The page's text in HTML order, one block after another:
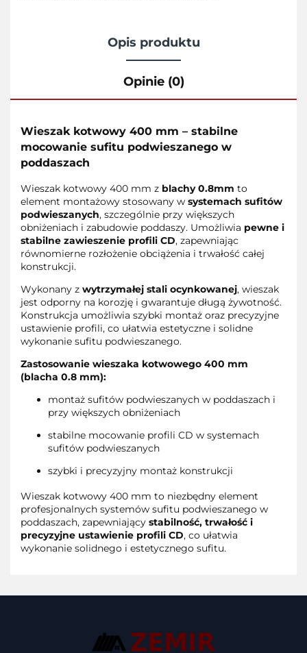
Opis produktu
Opinie (0)
Wieszak kotwowy 400 mm – stabilne
mocowanie sufitu podwieszanego w
poddaszach
Wieszak kotwowy 400 mm z blachy 0.8mm to
element montażowy stosowany w systemach sufitów
podwieszanych, szczególnie przy większych
obniżeniach i zabudowie poddaszy. Umożliwia pewne i
stabilne zawieszenie profili CD, zapewniając
równomierne rozłożenie obciążenia i trwałość całej
konstrukcji.
Wykonany z wytrzymałej stali ocynkowanej, wieszak
jest odporny na korozję i gwarantuje długą żywotność.
Konstrukcja umożliwia szybki montaż oraz precyzyjne
ustawienie profili, co ułatwia estetyczne i solidne
wykonanie sufitu podwieszanego.
Zastosowanie wieszaka kotwowego 400 mm
(blacha 0.8 mm):
montaż sufitów podwieszanych w poddaszach i
przy większych obniżeniach
stabilne mocowanie profili CD w systemach
sufitów podwieszanych
szybki i precyzyjny montaż konstrukcji
Wieszak kotwowy 400 mm to niezbędny element
profesjonalnych systemów sufitu podwieszanego w
poddaszach, zapewniający stabilność, trwałość i
precyzyjne ustawienie profili CD, co ułatwia
wykonanie solidnego i estetycznego sufitu.